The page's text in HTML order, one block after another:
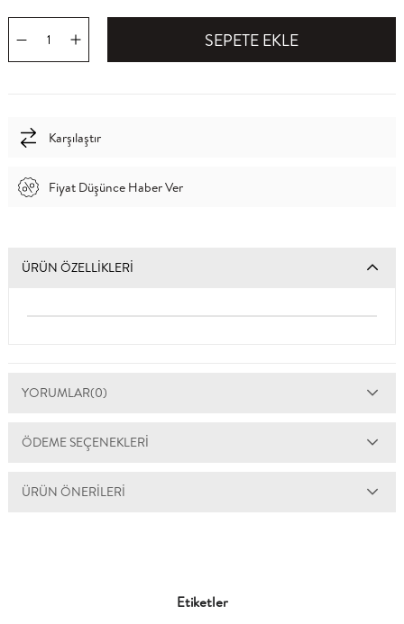
Karşılaştır
Fiyat Düşünce Haber Ver
ÜRÜN ÖZELLIKLERI
YORUMLAR(0)
ÖDEME SEÇENEKLERI
ÜRÜN ÖNERILERI
Etiketler